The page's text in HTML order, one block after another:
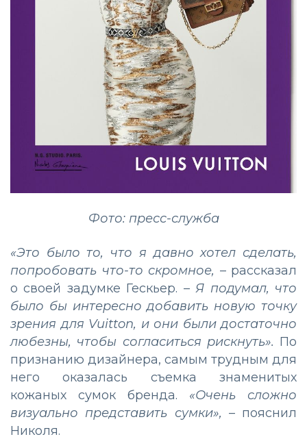
Фото: пресс-служба
«Это было то, что я давно хотел сделать,
попробовать что-то скромное, – рассказал
о своей задумке Гескьер. –Я подумал, что
было бы интересно добавить новую точку
зрения для Vuitton, и они были достаточно
любезны, чтобы согласиться рискнуть». По
признанию дизайнера, самым трудным для
него оказалась съемка знаменитых
кожаных сумок бренда. «Очень сложно
визуально представить сумки», – пояснил
Николя.